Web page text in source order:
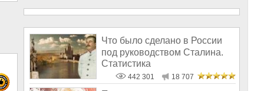
Что было сделано в России
под руководством Сталина.
Статистика
442 301 18 707